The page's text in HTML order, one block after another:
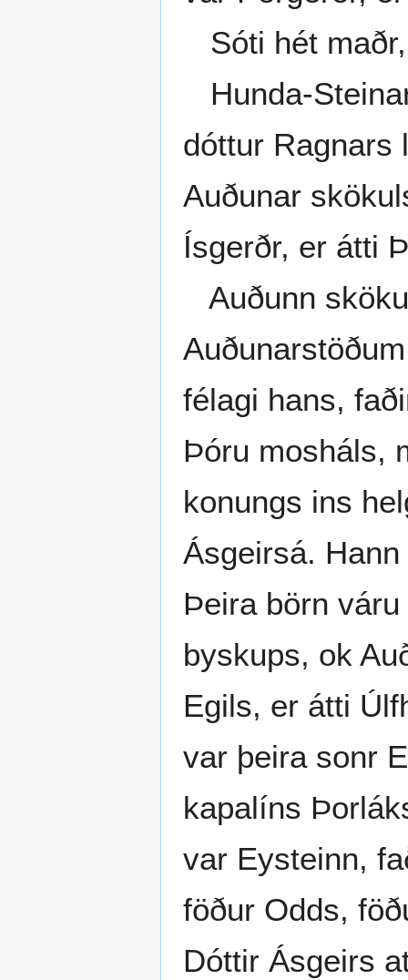
Sóti hét
Hunda-
dóttur Ragnars
Auðunar
Ísgerðr, er átti
Auðunn
félagi hans,
Þóru mosháls,
konungs ins
Ásgeirsá.
Þeira börn
byskups, ok
Egils, er átti
var þeira sonr
kapalíns
var Eysteinn,
föður Odds,
Dóttir Ásgeirs